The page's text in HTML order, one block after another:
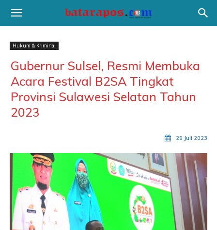
Hukum & Kriminal
Gubernur Sulsel, Resmi Membuka
Acara Festival B2SA Tingkat
Provinsi Sulawesi Selatan Tahun
2023
26 Juli 2023